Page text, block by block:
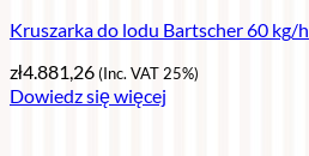
Kruszarka do lodu Bartscher 60 kg/h
zł4.881,26(Inc. VAT 25%)
Dowiedz się więcej